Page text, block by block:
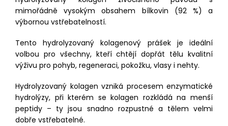
mimořádně vysokým obsahem bílkovin (92 %) a
výbornou vstřebatelností.
Tento hydrolyzovaný kolagenový prášek je ideální
volbou pro všechny, kteří chtějí dopřát tělu kvalitní
výživu pro pohyb, regeneraci, pokožku, vlasy i nehty.
Hydrolyzovaný kolagen vzniká procesem enzymatické
hydrolýzy, při kterém se kolagen rozkládá na menší
peptidy – ty jsou snadno rozpustné a tělem velmi
dobře vstřebatelné.